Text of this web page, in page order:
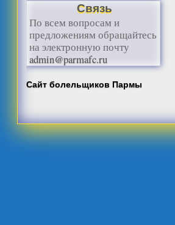
Связь
По всем вопросам и
предложениям обращайтесь
на электронную почту
admin@parmafc.ru
Сайт болельщиков Пармы